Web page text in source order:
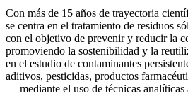
Con más de 15 años de trayectoria
se centra en el tratamiento de residuos
con el objetivo de prevenir y reducir la
promoviendo la sostenibilidad y la
en el estudio de contaminantes
aditivos, pesticidas, productos
— mediante el uso de técnicas analíticas